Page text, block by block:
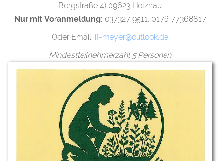
Bergstraße 4) 09623 Holzhau
Nur mit Voranmeldung: 037327 9511, 0176 77368817
Oder Email: if-meyer@outlook.de
Mindestteilnehmerzahl 5 Personen